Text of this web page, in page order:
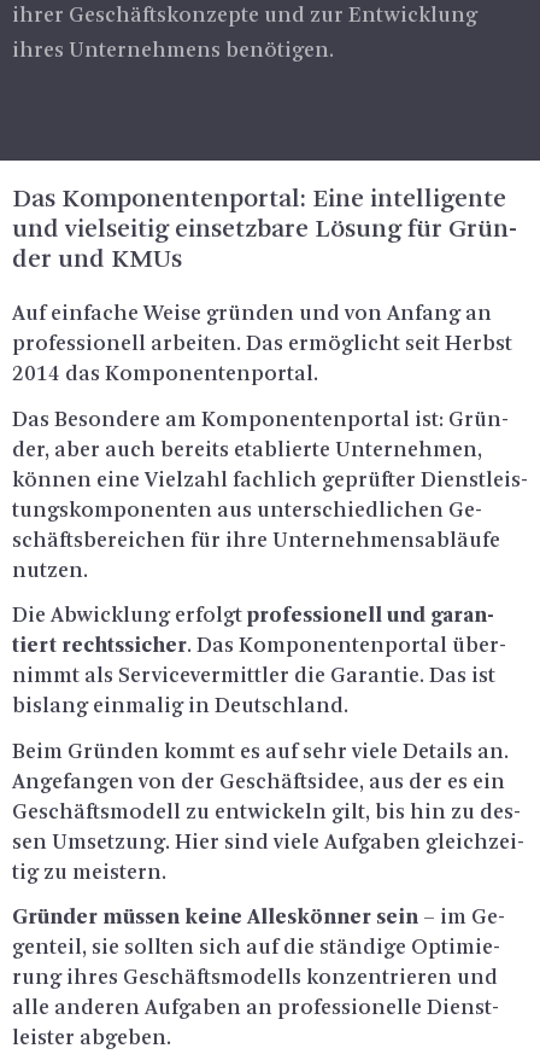
ihrer Ge­schäfts­kon­zep­te und zur Ent­wick­lung
ihres Un­ter­neh­mens be­nö­ti­gen.
Das Kom­po­nen­ten­por­tal: Eine in­tel­li­gen­te
und viel­sei­tig ein­setz­ba­re Lö­sung für Grün­
der und KMUs
Auf ein­fa­che Weise grün­den und von An­fang an
pro­fes­sio­nell ar­bei­ten. Das er­mög­licht seit Herbst
2014 das Kom­po­nen­ten­por­tal.
Das Be­son­de­re am Kom­po­nen­ten­por­tal ist: Grün­
der, aber auch be­reits eta­blier­te Un­ter­neh­men,
kön­nen eine Viel­zahl fach­lich ge­prüf­ter Dienst­leis­
tungs­kom­po­nen­ten aus un­ter­schied­li­chen Ge­
schäfts­be­rei­chen für ihre Un­ter­neh­mens­ab­läu­fe
nut­zen.
Die Ab­wick­lung er­folgt pro­fes­sio­nell und ga­ran­
tiert rechts­si­cher. Das Kom­po­nen­ten­por­tal über­
nimmt als Ser­vice­ver­mitt­ler die Ga­ran­tie. Das ist
bis­lang ein­ma­lig in Deutsch­land.
Beim Grün­den kommt es auf sehr viele De­tails an.
An­ge­fan­gen von der Ge­schäfts­idee, aus der es ein
Ge­schäfts­mo­dell zu ent­wi­ckeln gilt, bis hin zu des­
sen Um­set­zung. Hier sind viele Auf­ga­ben gleich­zei­
tig zu meis­tern.
Grün­der müs­sen keine Al­les­kön­ner sein – im Ge­
gen­teil, sie soll­ten sich auf die stän­di­ge Op­ti­mie­
rung ihres Ge­schäfts­mo­dells kon­zen­trie­ren und
alle an­de­ren Auf­ga­ben an pro­fes­sio­nel­le Dienst­
leis­ter ab­ge­ben.